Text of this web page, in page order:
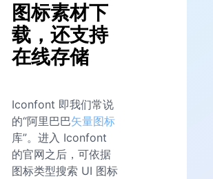
图标素材下
载，还支持
在线存储
Iconfont 即我们常说
的“阿里巴巴矢量图标
库”。进入 Iconfont
的官网之后，可依据
图标类型搜索 UI 图标